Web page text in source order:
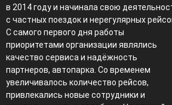
в 2014 году и начинала свою
с частных поездок и нерегулярных
С самого первого дня работы
приоритетами организации являлись
качество сервиса и надёжность
партнеров, автопарка. Со временем
увеличивалось количество рейсов,
привлекались новые сотрудники и